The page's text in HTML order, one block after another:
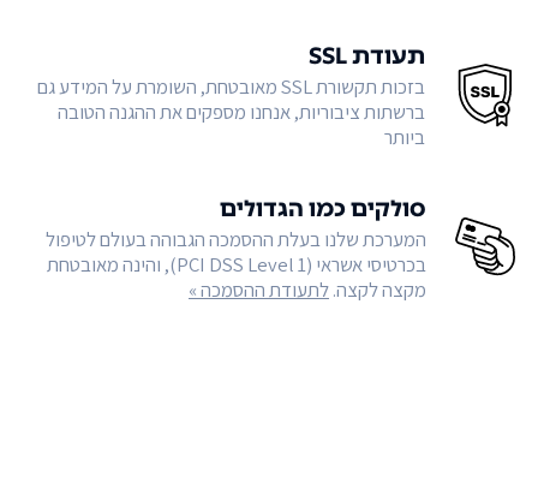
תעודת SSL
בזכות תקשורת SSL מאובטחת, השומרת על המידע גם
ברשתות ציבוריות, אנחנו מספקים את ההגנה הטובה
ביותר
סולקים כמו הגדולים
המערכת שלנו בעלת ההסמכה הגבוהה בעולם לטיפול
בכרטיסי אשראי (PCI DSS Level 1), והינה מאובטחת
מקצה לקצה.לתעודת ההסמכה »